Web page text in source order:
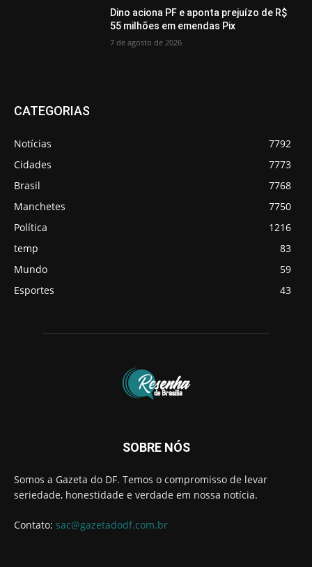
Dino aciona PF e aponta prejuízo de R$
55 milhões em emendas Pix
7 de agosto de 2026
CATEGORIAS
Notícias
7792
Cidades
7773
Brasil
7768
Manchetes
7750
Política
1216
temp
83
Mundo
59
Esportes
43
SOBRE NÓS
Somos a Gazeta do DF. Temos o compromisso de levar
seriedade, honestidade e verdade em nossa notícia.
Contato: sac@gazetadodf.com.br